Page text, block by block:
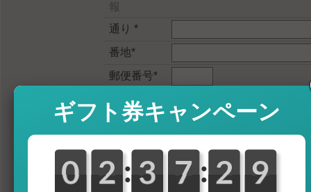
報
通り *
番地*
郵便番号*
住所*
国名*
電子メール
*
ギフト券キャンペーン
0
0
0 0
2
2 : 0
3
3 0
7
7 : 3
2
2 0
9
9